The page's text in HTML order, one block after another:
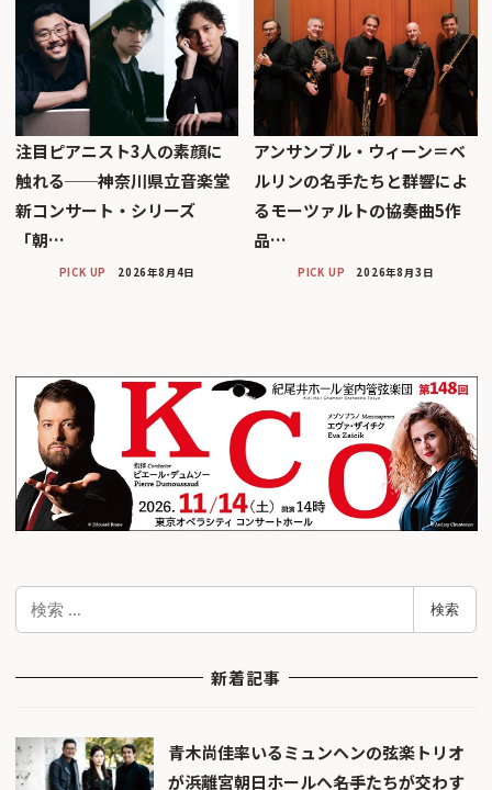
注目ピアニスト3人の素顔に
触れる──神奈川県立音楽堂
新コンサート・シリーズ
「朝…
PICK UP 2026年8月4日
アンサンブル・ウィーン＝ベ
ルリンの名手たちと群響によ
るモーツァルトの協奏曲5作
品…
PICK UP 2026年8月3日
検
検索
新着記事
青木尚佳率いるミュンヘンの弦楽トリオ
が浜離宮朝日ホールへ――名手たちが交わす